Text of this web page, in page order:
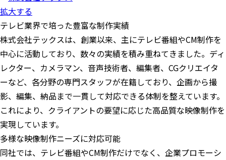
拡大する
テレビ業界で培った豊富な制作実績
株式会社テックスは、創業以来、主にテレビ番組やCM制作を
中心に活動しており、数々の実績を積み重ねてきました。ディ
レクター、カメラマン、音声技術者、編集者、CGクリエイタ
ーなど、各分野の専門スタッフが在籍しており、企画から撮
影、編集、納品まで一貫して対応できる体制を整えています。
これにより、クライアントの要望に応じた高品質な映像制作を
実現しています。
多様な映像制作ニーズに対応可能
同社では、テレビ番組やCM制作だけでなく、企業プロモーシ